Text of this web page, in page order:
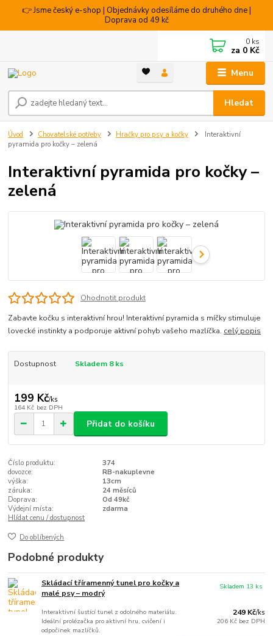
👉 Jsme český e-shop | Objednávky odesíláme do druhého dne |
Doprava od 49 kč
Menu
Hledat
0 ks
za 0 Kč
Úvod Chovatelské potřeby Hračky pro psy a kočky
Interaktivní
pyramida pro kočky – zelená
Interaktivní pyramida pro kočky –
zelená
Ohodnotit produkt
Zabavte kočku s interaktivní hrou! Interaktivní pyramida s míčky stimuluje
lovecké instinkty a podporuje aktivní pohyb vašeho mazlíčka. celý popis
Dostupnost Skladem 8 ks
199 Kč/ks
164 Kč bez DPH
Přidat do košíku
Číslo produktu:
374
dovozce:
RB-nakuplevne
výška:
13cm
záruka:
24 měsíců
Doprava:
Od 49kč
Výdejní místa:
zdarma
Hlídat cenu / dostupnost
Do oblíbených
Podobné produkty
Skládací tříramenný tunel pro kočky a
malé psy – modrý
Interaktivní šustící tunel z odolného materiálu.
Ideální prolézačka pro aktivní hru, cvičení i
odpočinek mazlíčků.
249 Kč/ks
206 Kč bez DPH
Skladem 13 ks